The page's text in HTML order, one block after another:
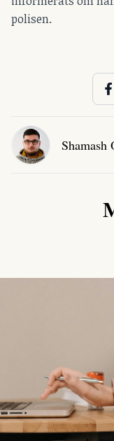
polisen.
Shamash